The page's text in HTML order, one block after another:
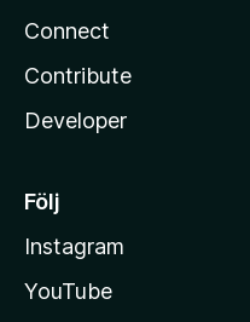
Connect
Contribute
Developer
Följ
Instagram
YouTube